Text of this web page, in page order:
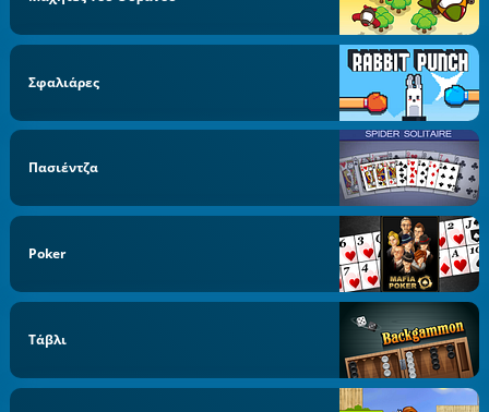
Σφαλιάρες
Πασιέντζα
Poker
Τάβλι